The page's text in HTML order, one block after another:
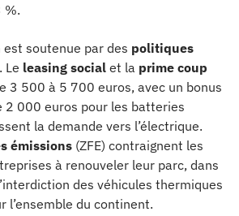
%.
soutenue par des politiques
Le leasing social et la prime coup
3 500 à 5 700 euros, avec un bonus
2 000 euros pour les batteries
la demande vers l’électrique.
émissions (ZFE) contraignent les
à renouveler leur parc, dans
des véhicules thermiques
l’ensemble du continent.